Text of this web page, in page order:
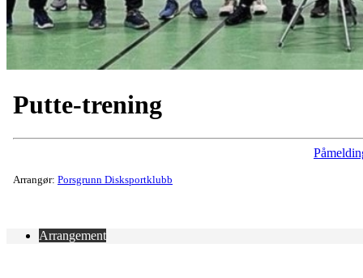
Putte-trening
Arrangør: Porsgrunn Disksportklubb
Arrangement